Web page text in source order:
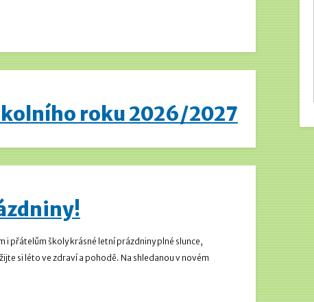
roku 2026/2027
i přátelům školy krásné letní prázdniny plné slunce,
si léto ve zdraví a pohodě. Na shledanou v novém